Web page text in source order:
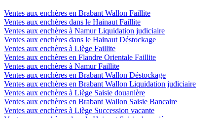
Ventes aux enchères en Brabant Wallon Faillite
Ventes aux enchères dans le Hainaut Faillite
Ventes aux enchères à Namur Liquidation judiciaire
Ventes aux enchères dans le Hainaut Déstockage
Ventes aux enchères à Liège Faillite
Ventes aux enchères en Flandre Orientale Faillite
Ventes aux enchères à Namur Faillite
Ventes aux enchères en Brabant Wallon Déstockage
Ventes aux enchères en Brabant Wallon Liquidation judiciaire
Ventes aux enchères à Liège Saisie douanière
Ventes aux enchères en Brabant Wallon Saisie Bancaire
Ventes aux enchères à Liège Succession vacante